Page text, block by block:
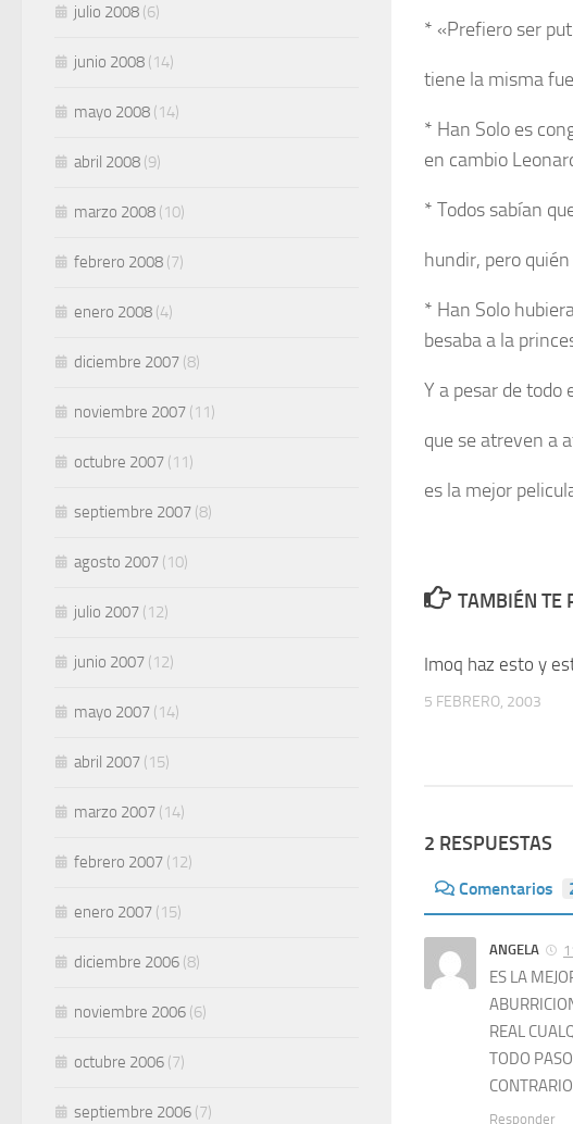
* «Prefiero ser
tiene la misma
* Han Solo es
en cambio
* Todos sabían
hundir, pero
* Han Solo
besaba a la
Y a pesar de todo
que se atreven a
es la mejor
TAMBIÉN TE
Imoq haz esto y
5 FEBRERO, 2003
2 RESPUESTAS
Comentarios
ANGELA
ES LA
REAL
TODO
Responder
julio 2008 (6)
junio 2008 (14)
mayo 2008 (14)
abril 2008 (9)
marzo 2008 (10)
febrero 2008 (7)
enero 2008 (4)
diciembre 2007 (8)
noviembre 2007 (11)
octubre 2007 (11)
septiembre 2007 (8)
agosto 2007 (10)
julio 2007 (12)
junio 2007 (12)
mayo 2007 (14)
abril 2007 (15)
marzo 2007 (14)
febrero 2007 (12)
enero 2007 (15)
diciembre 2006 (8)
noviembre 2006 (6)
octubre 2006 (7)
septiembre 2006 (7)